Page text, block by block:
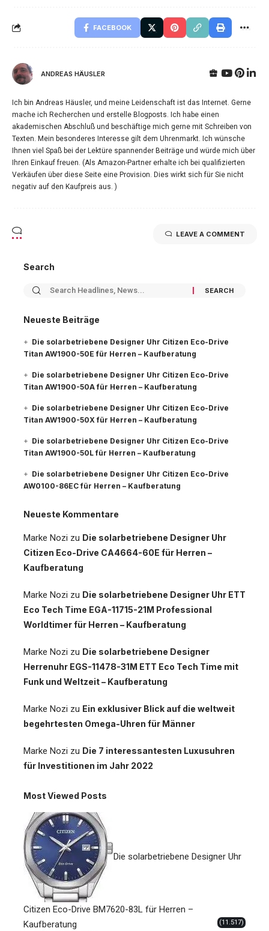
FACEBOOK
ANDREAS HÄUSLER
Ich bin Andreas Häusler, und meine Leidenschaft ist das Internet. Gerne
mache ich Recherchen und erstelle Blogposts. Ich habe einen
akademischen Abschluß und beschäftige mich gerne mit Schreiben von
Texten. Mein besonderes Interesse gilt dem Uhrenmarkt. Ich wünsche
Ihnen viel Spaß bei der Lektüre spannender Beiträge und würde mich über
Ihren Einkauf freuen. (Als Amazon-Partner erhalte ich bei qualifizierten
Verkäufen über diese Seite eine Provision. Dies wirkt sich für Sie nicht
negativ auf den Kaufpreis aus. )
LEAVE A COMMENT
Search
Neueste Beiträge
Die solarbetriebene Designer Uhr Citizen Eco-Drive
Titan AW1900-50E für Herren – Kaufberatung
Die solarbetriebene Designer Uhr Citizen Eco-Drive
Titan AW1900-50A für Herren – Kaufberatung
Die solarbetriebene Designer Uhr Citizen Eco-Drive
Titan AW1900-50X für Herren – Kaufberatung
Die solarbetriebene Designer Uhr Citizen Eco-Drive
Titan AW1900-50L für Herren – Kaufberatung
Die solarbetriebene Designer Uhr Citizen Eco-Drive
AW0100-86EC für Herren – Kaufberatung
Neueste Kommentare
Marke Nozi zu Die solarbetriebene Designer Uhr
Citizen Eco-Drive CA4664-60E für Herren –
Kaufberatung
Marke Nozi zu Die solarbetriebene Designer Uhr ETT
Eco Tech Time EGA-11715-21M Professional
Worldtimer für Herren – Kaufberatung
Marke Nozi zu Die solarbetriebene Designer
Herrenuhr EGS-11478-31M ETT Eco Tech Time mit
Funk und Weltzeit – Kaufberatung
Marke Nozi zu Ein exklusiver Blick auf die weltweit
begehrtesten Omega-Uhren für Männer
Marke Nozi zu Die 7 interessantesten Luxusuhren
für Investitionen im Jahr 2022
Most Viewed Posts
Die solarbetriebene Designer Uhr
Citizen Eco-Drive BM7620-83L für Herren –
Kaufberatung
(11.517)